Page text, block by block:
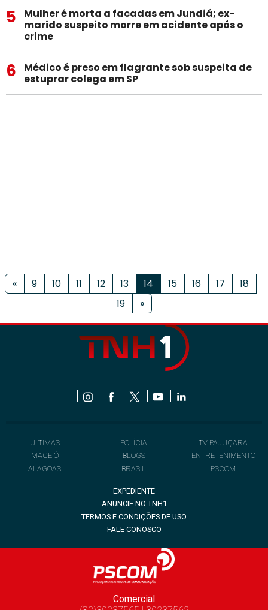
5
Mulher é morta a facadas em Jundiá; ex-
marido suspeito morre em acidente após o
crime
6
Médico é preso em flagrante sob suspeita de
estuprar colega em SP
« 9 10 11 12 13 14 15 16 17
18
19
»
ÚLTIMAS
MACEIÓ
ALAGOAS
POLÍCIA
BLOGS
BRASIL
TV PAJUÇARA
ENTRETENIMENTO
PSCOM
EXPEDIENTE
ANUNCIE NO TNH1
TERMOS E CONDIÇÕES DE USO
FALE CONOSCO
Comercial